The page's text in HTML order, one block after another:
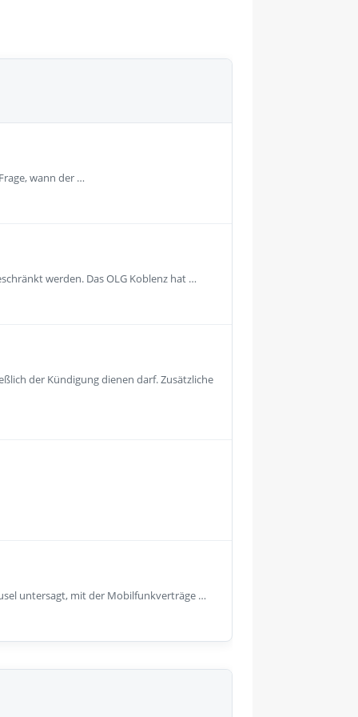
wann der …
werden. Das OLG Koblenz hat …
der Kündigung dienen darf. Zusätzliche
untersagt, mit der Mobilfunkverträge …